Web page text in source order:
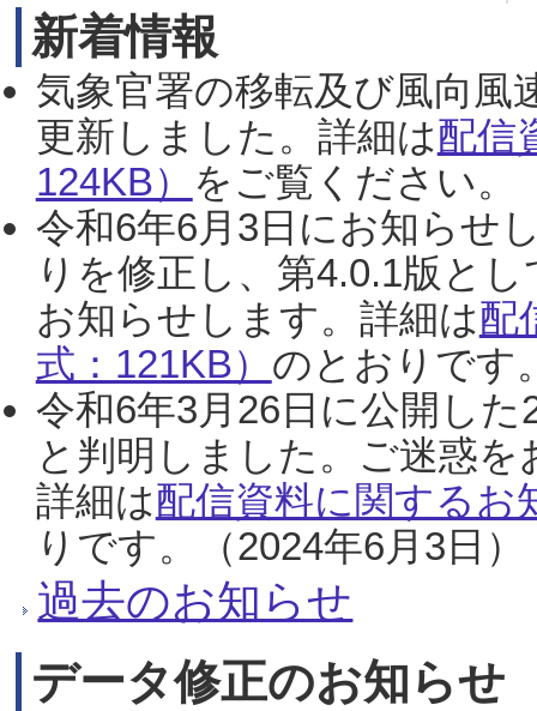
新着情報
気象官署の移転及び風向風
更新しました。詳細は配信
124KB） をご覧ください。
令和6年6月3日にお知らせ
りを修正し、第4.0.1版と
お知らせします。詳細は配
式：121KB） のとおりです
令和6年3月26日に公開し
と判明しました。ご迷惑
詳細は配信資料に関するお
りです。（2024年6月3日）
過去のお知らせ
データ修正のお知らせ